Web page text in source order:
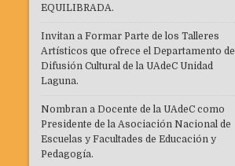
EQUILIBRADA.
Invitan a Formar Parte de los Talleres
Artísticos que ofrece el Departamento de
Difusión Cultural de la UAdeC Unidad
Laguna.
Nombran a Docente de la UAdeC como
Presidente de la Asociación Nacional de
Escuelas y Facultades de Educación y
Pedagogía.